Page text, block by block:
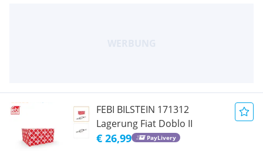
FEBI BILSTEIN 171312
Lagerung Fiat Doblo II
€ 26,99 PayLivery